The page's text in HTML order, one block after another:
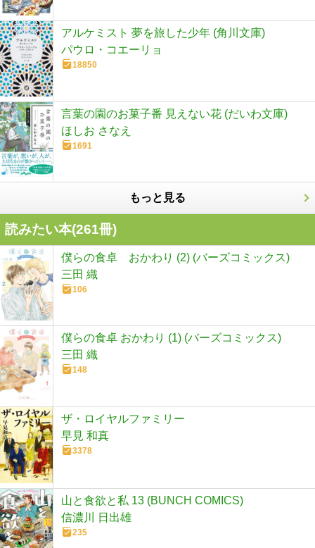
アルケミスト 夢を旅した少年 (角川文庫)
パウロ・コエーリョ
18850
言葉の園のお菓子番 見えない花 (だいわ文庫)
ほしお さなえ
1691
もっと見る
読みたい本(261冊)
僕らの食卓 おかわり (2) (バーズコミックス)
三田 織
106
僕らの食卓 おかわり (1) (バーズコミックス)
三田 織
148
ザ・ロイヤルファミリー
早見 和真
3378
山と食欲と私 13 (BUNCH COMICS)
信濃川 日出雄
235